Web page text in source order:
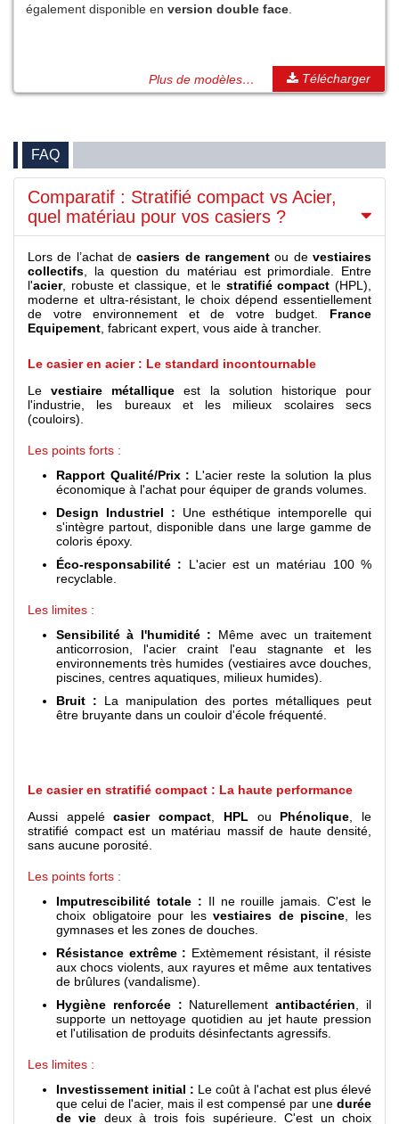
également disponible en version double face
Plus de modèles… Télécharger
FAQ
Comparatif : Stratifié compact vs Acier,
quel matériau pour vos casiers ?
Lors de l’achat decasiers de rangement ou devestiaires
collectifs , la question du matériau est primordiale. Entre
l'acier, robuste et classique, et le stratifié compact (HPL),
moderne et ultra-résistant, le choix dépend essentiellement
de votre environnement et de votre budget. France
Equipement , fabricant expert, vous aide à trancher.
Le casier en acier : Le standard incontournable
Levestiaire métallique est la solution historique pour
l'industrie, les bureaux et les milieux scolaires secs
(couloirs).
Les points forts :
Rapport Qualité/Prix : L'acier reste la solution la plus
économique à l'achat pour équiper de grands volumes.
Design Industriel : Une esthétique intemporelle qui
s'intègre partout, disponible dans une large gamme de
coloris époxy.
Éco-responsabilité : L'acier est un matériau 100 %
recyclable.
Les limites :
Sensibilité à l'humidité : Même avec un traitement
anticorrosion, l'acier craint l'eau stagnante et les
environnements très humides (vestiaires avce douches,
piscines, centres aquatiques, milieux humides).
Bruit : La manipulation des portes métalliques peut
être bruyante dans un couloir d'école fréquenté.
Le casier en stratifié compact : La haute performance
Aussi appelécasier compact HPL ou Phénolique , le
stratifié compact est un matériau massif de haute densité,
sans aucune porosité.
Les points forts :
Imputrescibilité totale : Il ne rouille jamais. C'est le
choix obligatoire pour lesvestiaires de piscine , les
gymnases et les zones de douches.
Résistance extrême : Extèmement résistant, il résiste
aux chocs violents, aux rayures et même aux tentatives
de brûlures (vandalisme).
Hygiène renforcée : Naturellementantibactérien , il
supporte un nettoyage quotidien au jet haute pression
et l'utilisation de produits désinfectants agressifs.
Les limites :
Investissement initial : Le coût à l'achat est plus élevé
que celui de l'acier, mais il est compensé par une durée
de vie deux à trois fois supérieure. C'est un choix